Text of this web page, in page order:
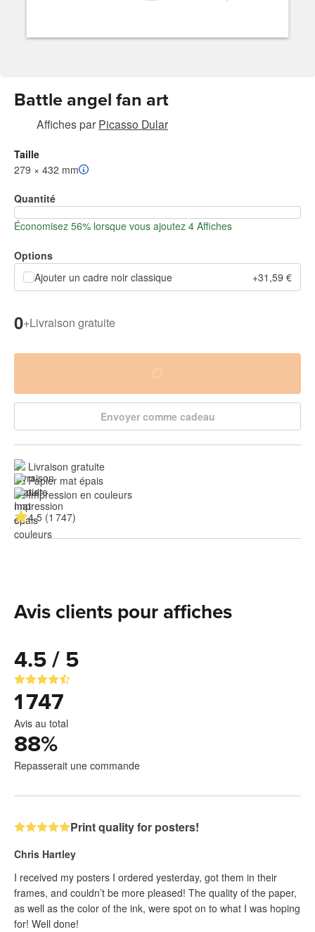
Battle angel fan art
Affichespar Picasso Dular
Taille
279 × 432 mm
Quantité
Économisez 56% lorsque vous ajoutez 4 Affiches
Options
Ajouter un cadre noir classique
+31,59 €
0+Livraison gratuite
Envoyer comme cadeau
Livraison gratuite
Papier mat épais
Impression en couleurs
4.5 (1 747)
Avis clients pour affiches
4.5 / 5
1 747
Avis au total
88%
Repasserait une commande
Print quality for posters!
Chris Hartley
I received my posters I ordered yesterday, got them in their
frames, and couldn’t be more pleased! The quality of the paper,
as well as the color of the ink, were spot on to what I was hoping
for! Well done!